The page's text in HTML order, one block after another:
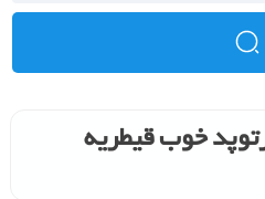
خوب قیطریه